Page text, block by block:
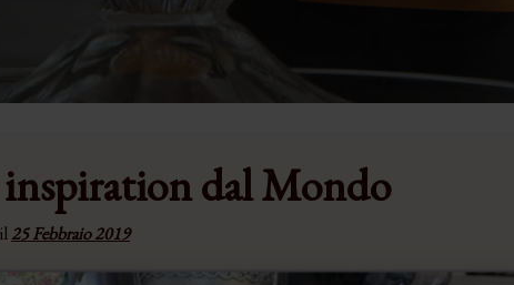
inspiration dal Mondo
25 Febbraio 2019